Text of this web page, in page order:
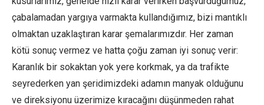
çabalamadan yargıya varmakta kullandığımız, bizi mantıklı
olmaktan uzaklaştıran karar şemalarımızdır. Her zaman
kötü sonuç vermez ve hatta çoğu zaman iyi sonuç verir:
Karanlık bir sokaktan yok yere korkmak, ya da trafikte
seyrederken yan şeridimizdeki adamın manyak olduğunu
ve direksiyonu üzerimize kıracağını düşünmeden rahat